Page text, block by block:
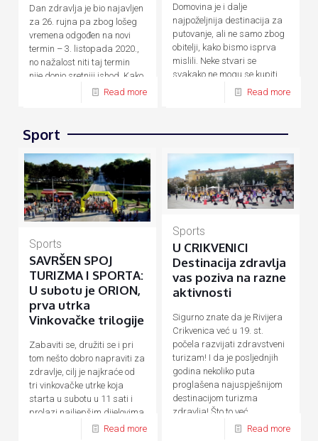
Dan zdravlja je bio najavljen
za 26. rujna pa zbog lošeg
vremena odgođen na novi
termin – 3. listopada 2020.,
no nažalost niti taj termin
nije donio sretniji ishod. Kako
Read more
Domovina je i dalje
najpoželjnija destinacija za
putovanje, ali ne samo zbog
obitelji, kako bismo isprva
mislili. Neke stvari se
svakako ne mogu se kupiti
Read more
Sport
Sports
SAVRŠEN SPOJ
TURIZMA I SPORTA:
U subotu je ORION,
prva utrka
Vinkovačke trilogije
Zabaviti se, družiti se i pri
tom nešto dobro napraviti za
zdravlje, cilj je najkraće od
tri vinkovačke utrke koja
starta u subotu u 11 sati i
prolazi najljepšim dijelovima
Read more
Sports
U CRIKVENICI
Destinacija zdravlja
vas poziva na razne
aktivnosti
Sigurno znate da je Rivijera
Crikvenica već u 19. st.
počela razvijati zdravstveni
turizam! I da je posljednjih
godina nekoliko puta
proglašena najuspješnijom
destinacijom turizma
zdravlja! Što to već
[…] Read more